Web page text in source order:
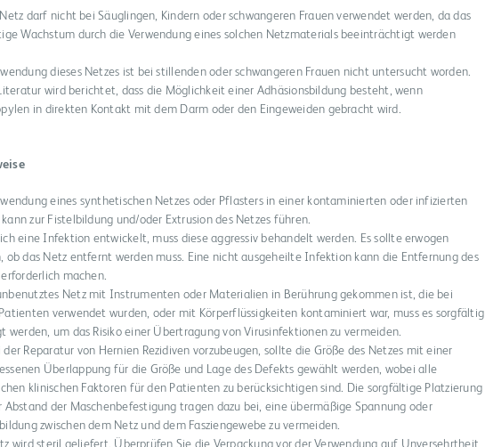
Netz darf nicht bei Säuglingen, Kindern oder schwangeren Frauen verwendet werden, da das
Wachstum durch die Verwendung eines solchen Netzmaterials beeinträchtigt werden
dieses Netzes ist bei stillenden oder schwangeren Frauen nicht untersucht worden.
wird berichtet, dass die Möglichkeit einer Adhäsionsbildung besteht, wenn
in direkten Kontakt mit dem Darm oder den Eingeweiden gebracht wird.
eines synthetischen Netzes oder Pflasters in einer kontaminierten oder infizierten
kann zur Fistelbildung und/oder Extrusion des Netzes führen.
eine Infektion entwickelt, muss diese aggressiv behandelt werden. Es sollte erwogen
ob das Netz entfernt werden muss. Eine nicht ausgeheilte Infektion kann die Entfernung des
erforderlich machen.
Netz mit Instrumenten oder Materialien in Berührung gekommen ist, die bei
verwendet wurden, oder mit Körperflüssigkeiten kontaminiert war, muss es sorgfältig
werden, um das Risiko einer Übertragung von Virusinfektionen zu vermeiden.
der Reparatur von Hernien Rezidiven vorzubeugen, sollte die Größe des Netzes mit einer
Überlappung für die Größe und Lage des Defekts gewählt werden, wobei alle
klinischen Faktoren für den Patienten zu berücksichtigen sind. Die sorgfältige Platzierung
Abstand der Maschenbefestigung tragen dazu bei, eine übermäßige Spannung oder
zwischen dem Netz und dem Fasziengewebe zu vermeiden.
wird steril geliefert. Überprüfen Sie die Verpackung vor der Verwendung auf Unversehrtheit